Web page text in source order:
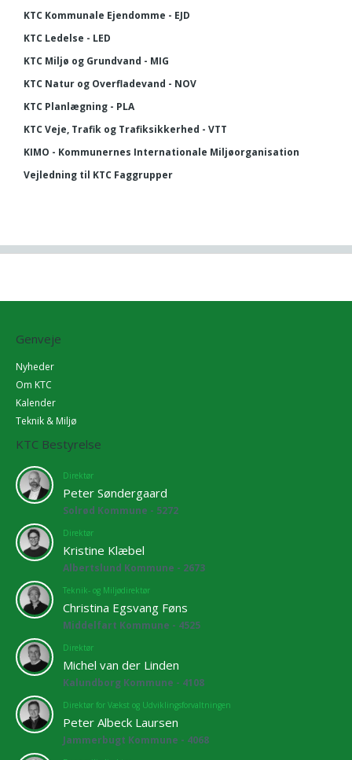
KTC Kommunale Ejendomme - EJD
KTC Ledelse - LED
KTC Miljø og Grundvand - MIG
KTC Natur og Overfladevand - NOV
KTC Planlægning - PLA
KTC Veje, Trafik og Trafiksikkerhed - VTT
KIMO - Kommunernes Internationale Miljøorganisation
Vejledning til KTC Faggrupper
Genveje
Nyheder
Om KTC
Kalender
Teknik & Miljø
KTC Bestyrelse
Direktør
Peter Søndergaard
Solrød Kommune - 5272
Direktør
Kristine Klæbel
Albertslund Kommune - 2673
Teknik- og Miljødirektør
Christina Egsvang Føns
Middelfart Kommune - 4525
Direktør
Michel van der Linden
Kalundborg Kommune - 4108
Direktør for Vækst og Udviklingsforvaltningen
Peter Albeck Laursen
Jammerbugt Kommune - 4068